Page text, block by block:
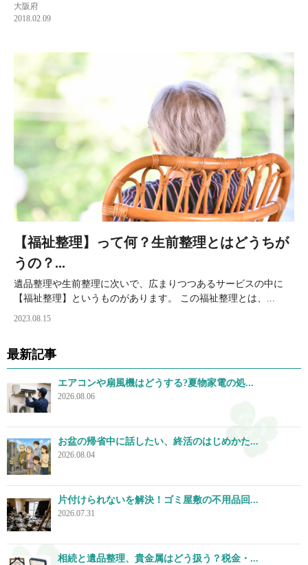
大阪府
2018.02.09
【福祉整理】って何？生前整理とはどうちが
うの？...
遺品整理や生前整理に次いで、広まりつつあるサービスの中に
【福祉整理】というものがあります。 この福祉整理とは、...
2023.08.15
最新記事
エアコンや扇風機はどうする?夏物家電の処...
2026.08.06
お盆の帰省中に話したい、終活のはじめかた...
2026.08.04
片付けられないを解決！ゴミ屋敷の不用品回...
2026.07.31
相続と遺品整理、貴金属はどう扱う？税金・...